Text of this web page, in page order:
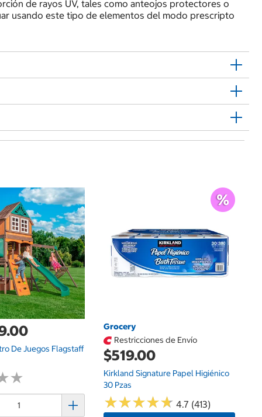
de rayos UV, tales como anteojos protectores o
usando este tipo de elementos del modo prescripto
De Juegos Flagstaff
★
★
Grocery
Restricciones de Envío
$519.00
Kirkland Signature Papel Higiénico
30 Pzas
★★★★★
★★★★★ 4.7 (413)